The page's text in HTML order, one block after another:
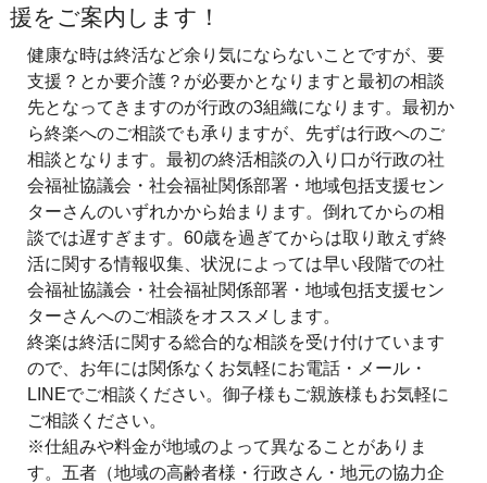
援をご案内します！
健康な時は終活など余り気にならないことですが、要
支援？とか要介護？が必要かとなりますと最初の相談
先となってきますのが行政の3組織になります。最初か
ら終楽へのご相談でも承りますが、先ずは行政へのご
相談となります。最初の終活相談の入り口が行政の社
会福祉協議会・社会福祉関係部署・地域包括支援セン
ターさんのいずれかから始まります。倒れてからの相
談では遅すぎます。60歳を過ぎてからは取り敢えず終
活に関する情報収集、状況によっては早い段階での社
会福祉協議会・社会福祉関係部署・地域包括支援セン
ターさんへのご相談をオススメします。
終楽は終活に関する総合的な相談を受け付けています
ので、お年には関係なくお気軽にお電話・メール・
LINEでご相談ください。御子様もご親族様もお気軽に
ご相談ください。
※仕組みや料金が地域のよって異なることがありま
す。五者（地域の高齢者様・行政さん・地元の協力企